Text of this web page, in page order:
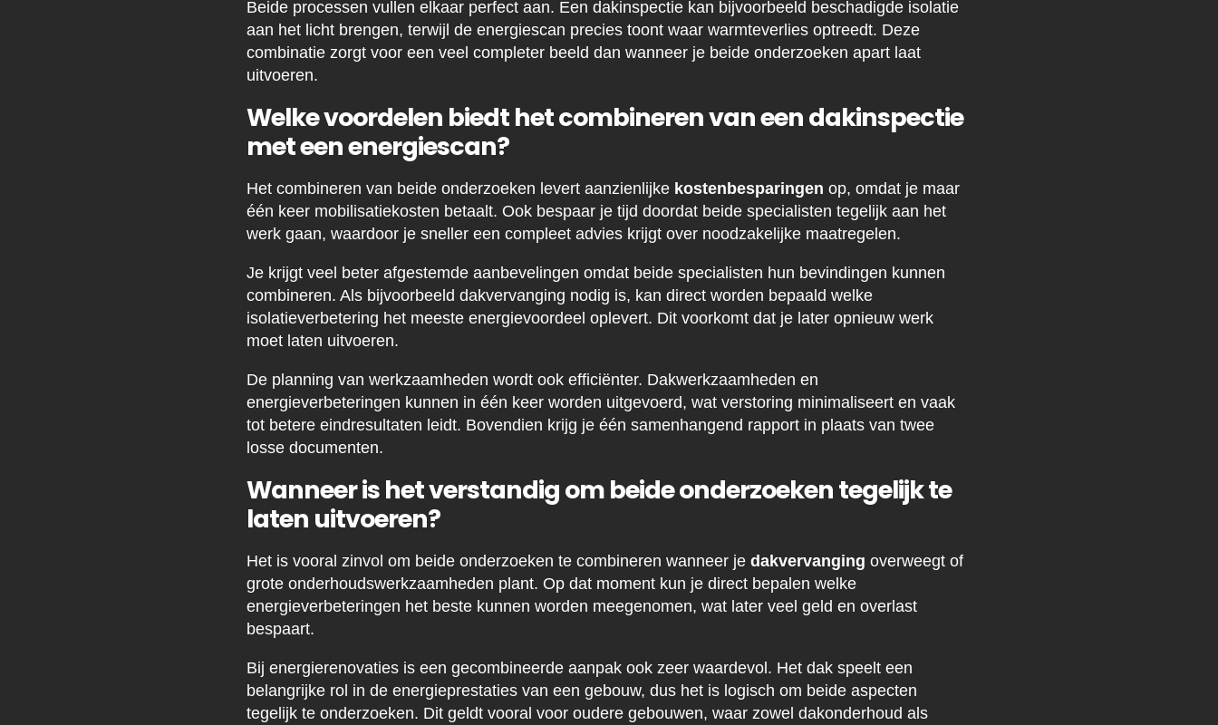
Beide processen vullen elkaar perfect aan. Een dakinspectie kan bijvoorbeeld beschadigde isolatie
aan het licht brengen, terwijl de energiescan precies toont waar warmteverlies optreedt. Deze
combinatie zorgt voor een veel completer beeld dan wanneer je beide onderzoeken apart laat
uitvoeren.
Welke voordelen biedt het combineren van een dakinspectie
met een energiescan?
Het combineren van beide onderzoeken levert aanzienlijke kostenbesparingen op, omdat je maar
één keer mobilisatiekosten betaalt. Ook bespaar je tijd doordat beide specialisten tegelijk aan het
werk gaan, waardoor je sneller een compleet advies krijgt over noodzakelijke maatregelen.
Je krijgt veel beter afgestemde aanbevelingen omdat beide specialisten hun bevindingen kunnen
combineren. Als bijvoorbeeld dakvervanging nodig is, kan direct worden bepaald welke
isolatieverbetering het meeste energievoordeel oplevert. Dit voorkomt dat je later opnieuw werk
moet laten uitvoeren.
De planning van werkzaamheden wordt ook efficiënter. Dakwerkzaamheden en
energieverbeteringen kunnen in één keer worden uitgevoerd, wat verstoring minimaliseert en vaak
tot betere eindresultaten leidt. Bovendien krijg je één samenhangend rapport in plaats van twee
losse documenten.
Wanneer is het verstandig om beide onderzoeken tegelijk te
laten uitvoeren?
Het is vooral zinvol om beide onderzoeken te combineren wanneer je dakvervanging overweegt of
grote onderhoudswerkzaamheden plant. Op dat moment kun je direct bepalen welke
energieverbeteringen het beste kunnen worden meegenomen, wat later veel geld en overlast
bespaart.
Bij energierenovaties is een gecombineerde aanpak ook zeer waardevol. Het dak speelt een
belangrijke rol in de energieprestaties van een gebouw, dus het is logisch om beide aspecten
tegelijk te onderzoeken. Dit geldt vooral voor oudere gebouwen, waar zowel dakonderhoud als